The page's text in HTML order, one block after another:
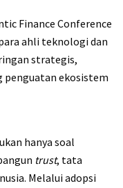
Finance Conference
ahli teknologi dan
strategis,
penguatan ekosistem
hanya soal
trust, tata
Melalui adopsi